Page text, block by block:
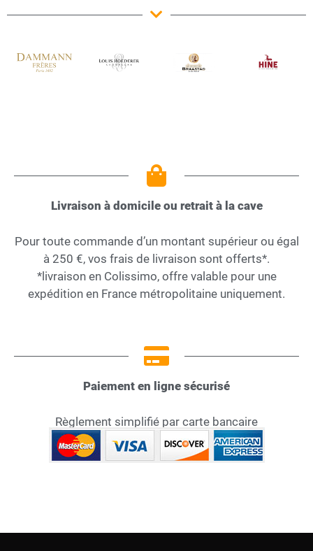
Livraison à domicile ou retrait à la cave
Pour toute commande d’un montant supérieur ou égal
à 250 €, vos frais de livraison sont offerts*.
*livraison en Colissimo, offre valable pour une
expédition en France métropolitaine uniquement.
Paiement en ligne sécurisé
Règlement simplifié par carte bancaire